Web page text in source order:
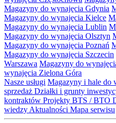
Magazyny do wynajęcia Gdynia
Magazyny do wynajęcia Kielce
Magazyny do wynajęcia Lublin
Magazyny do wynajęcia Olsztyn
Magazyny do wynajęcia Poznań
Magazyny do wynajęcia Szczecin
Warszawa Magazyny do
wynajęcia Zielona Góra
Nasze usługi Magazyny i hale do
sprzedaż Działki i grunty
kontraktów Projekty BTS / BTO
wiedzy Aktualności Mapa serwisu